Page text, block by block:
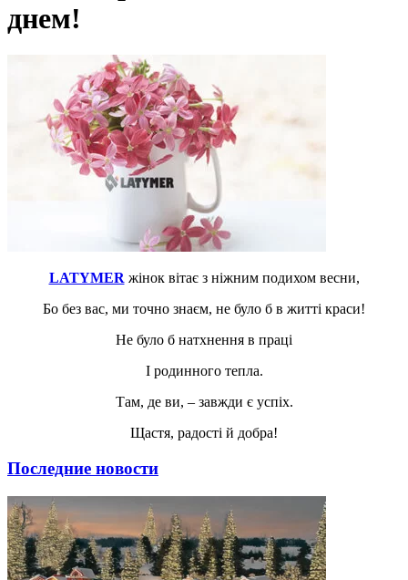
днем!
LATYMER жінок вітає з ніжним подихом весни,
Бо без вас, ми точно знаєм, не було б в житті краси!
Не було б натхнення в праці
І родинного тепла.
Там, де ви, – завжди є успіх.
Щастя, радості й добра!
Последние новости